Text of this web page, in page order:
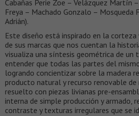
Cabañas Perie Zoe – Velázquez Martín
Freya – Machado Gonzalo – Mosqueda
Adrián).
Este diseño está inspirado en la corteza
de sus marcas que nos cuentan la
visualiza una síntesis geométrica de un
entender que todas las partes del
logrando concientizar sobre la madera
producto natural y recurso renovable de
resuelto con piezas livianas pre-
interna de simple producción y armado,
contraste y texturas irregulares que se